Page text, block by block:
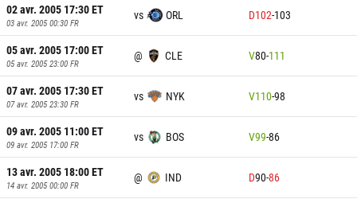
02 avr. 2005 17:30ET
03 avr. 2005 00:30 FR
vs ORL D102-103
05 avr. 2005 17:00ET
05 avr. 2005 23:00 FR
@ CLE V80-111
07 avr. 2005 17:30ET
07 avr. 2005 23:30 FR
vs NYK V110-98
09 avr. 2005 11:00ET
09 avr. 2005 17:00 FR
vs BOS V99-86
13 avr. 2005 18:00ET
14 avr. 2005 00:00 FR
@ IND D90-86